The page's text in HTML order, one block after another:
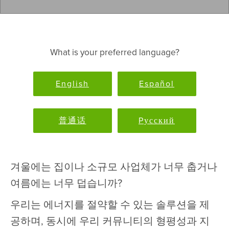
What is your preferred language?
English Español
普通话 Pусский
겨울에는 집이나 소규모 사업체가 너무 춥거나
여름에는 너무 덥습니까?
우리는 에너지를 절약할 수 있는 솔루션을 제
공하며, 동시에 우리 커뮤니티의 형평성과 지